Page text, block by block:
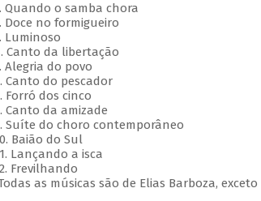
Quando o samba chora
Doce no formigueiro
Luminoso
Canto da libertação
Alegria do povo
Canto do pescador
Forró dos cinco
Canto da amizade
Suíte do choro contemporâneo
Baião do Sul
Lançando a isca
Frevilhando
as músicas são de Elias Barboza,